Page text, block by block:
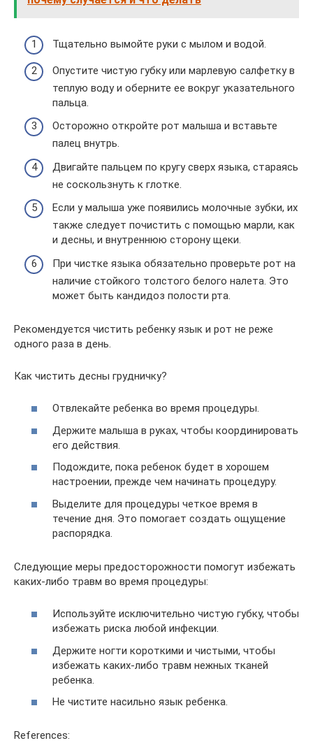
Тщательно вымойте руки с мылом и водой.
Опустите чистую губку или марлевую салфетку в
теплую воду и оберните ее вокруг указательного
пальца.
Осторожно откройте рот малыша и вставьте
палец внутрь.
Двигайте пальцем по кругу сверх языка, стараясь
не соскользнуть к глотке.
Если у малыша уже появились молочные зубки, их
также следует почистить с помощью марли, как
и десны, и внутреннюю сторону щеки.
При чистке языка обязательно проверьте рот на
наличие стойкого толстого белого налета. Это
может быть кандидоз полости рта.
Рекомендуется чистить ребенку язык и рот не реже
одного раза в день.
Как чистить десны грудничку?
Отвлекайте ребенка во время процедуры.
Держите малыша в руках, чтобы координировать
его действия.
Подождите, пока ребенок будет в хорошем
настроении, прежде чем начинать процедуру.
Выделите для процедуры четкое время в
течение дня. Это помогает создать ощущение
распорядка.
Следующие меры предосторожности помогут избежать
каких-либо травм во время процедуры:
Используйте исключительно чистую губку, чтобы
избежать риска любой инфекции.
Держите ногти короткими и чистыми, чтобы
избежать каких-либо травм нежных тканей
ребенка.
Не чистите насильно язык ребенка.
References: